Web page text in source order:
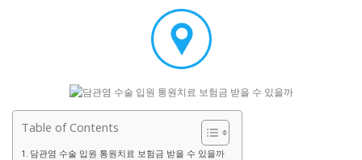
Table of Contents
담관염 수술 입원 통원치료 보험금 받을 수 있을까